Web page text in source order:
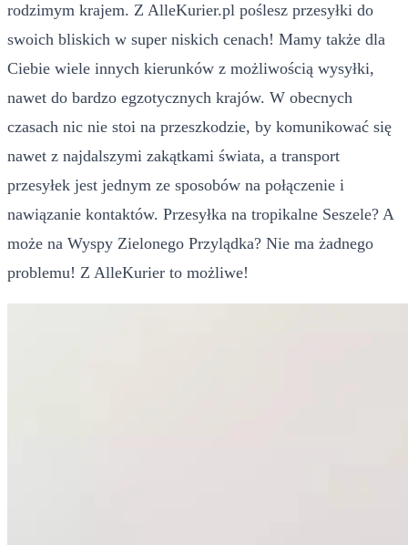
rodzimym krajem. Z AlleKurier.pl poślesz przesyłki do
swoich bliskich w super niskich cenach! Mamy także dla
Ciebie wiele innych kierunków z możliwością wysyłki,
nawet do bardzo egzotycznych krajów. W obecnych
czasach nic nie stoi na przeszkodzie, by komunikować się
nawet z najdalszymi zakątkami świata, a transport
przesyłek jest jednym ze sposobów na połączenie i
nawiązanie kontaktów. Przesyłka na tropikalne Seszele? A
może na Wyspy Zielonego Przylądka? Nie ma żadnego
problemu! Z AlleKurier to możliwe!